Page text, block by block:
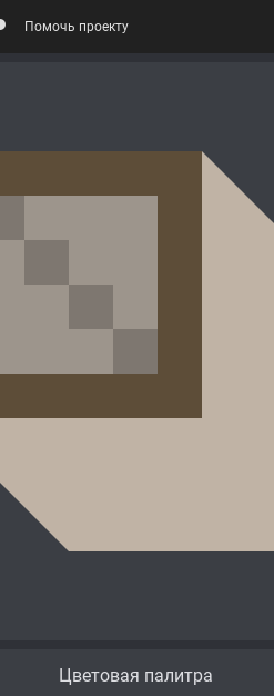
Цветовая палитра
Помочь проекту